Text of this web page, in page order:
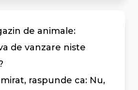
de animale:
de vanzare niste
raspunde ca: Nu,